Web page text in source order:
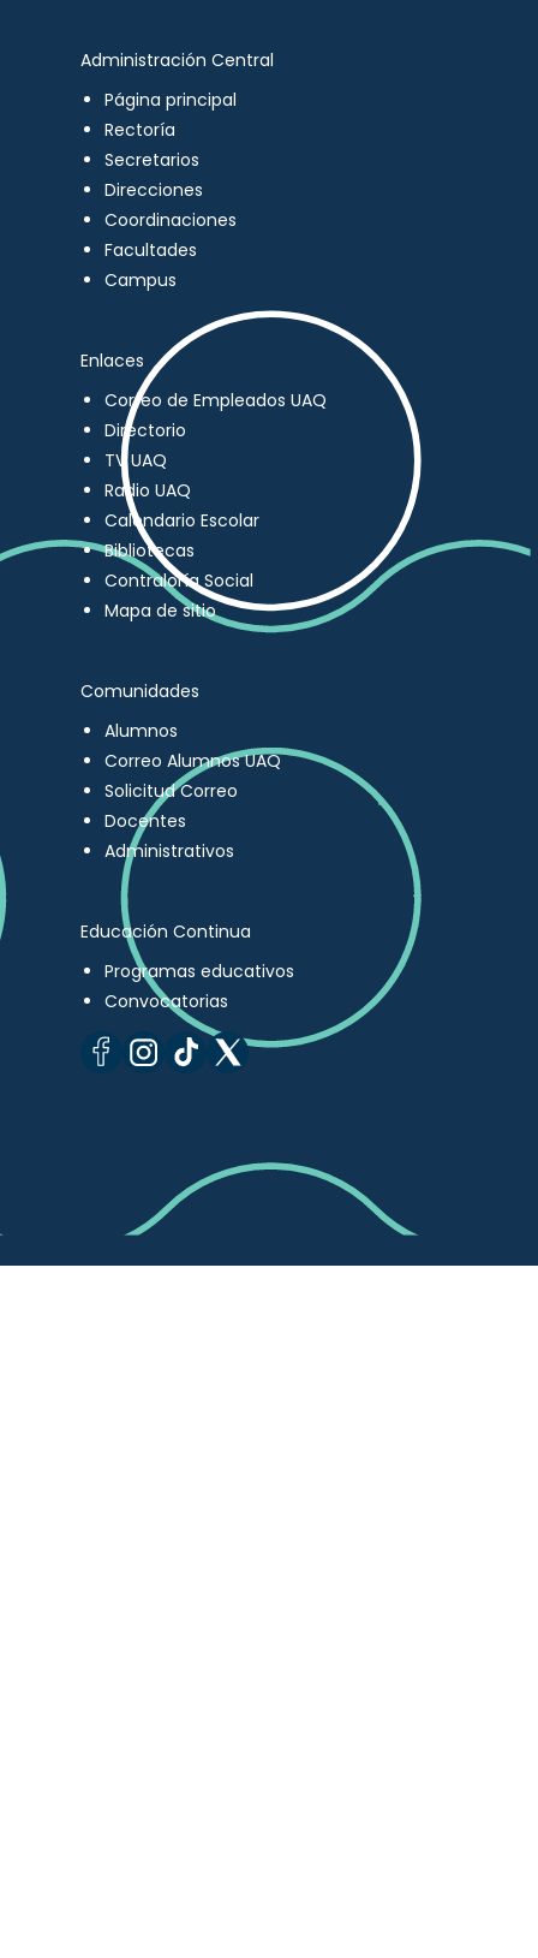
Administración Central
Página principal
Rectoría
Secretarios
Direcciones
Coordinaciones
Facultades
Campus
Enlaces
Correo de Empleados UAQ
Directorio
TV UAQ
Radio UAQ
Calendario Escolar
Bibliotecas
Contraloría Social
Mapa de sitio
Comunidades
Alumnos
Correo Alumnos UAQ
Solicitud Correo
Docentes
Administrativos
Educación Continua
Programas educativos
Convocatorias